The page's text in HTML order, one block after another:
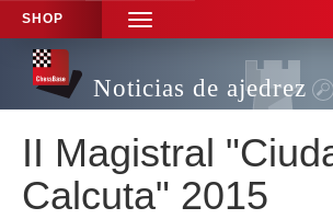
SHOP
TOGGLE
NAVIGATION
Noticias de ajedrez
II Magistral
Calcuta" 2015